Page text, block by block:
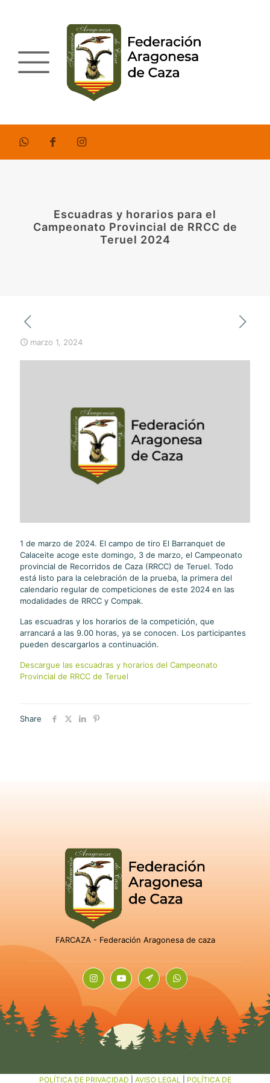
Escuadras y horarios para el
Campeonato Provincial de RRCC de
Teruel 2024
marzo 1, 2024
1 de marzo de 2024. El campo de tiro El Barranquet de
Calaceite acoge este domingo, 3 de marzo, el Campeonato
provincial de Recorridos de Caza (RRCC) de Teruel. Todo
está listo para la celebración de la prueba, la primera del
calendario regular de competiciones de este 2024 en las
modalidades de RRCC y Compak.
Las escuadras y los horarios de la competición, que
arrancará a las 9.00 horas, ya se conocen. Los participantes
pueden descargarlos a continuación.
Descargue las escuadras y horarios del Campeonato
Provincial de RRCC de Teruel
Share
FARCAZA - Federación Aragonesa de caza
POLÍTICA DE PRIVACIDAD AVISO LEGAL POLÍTICA DE